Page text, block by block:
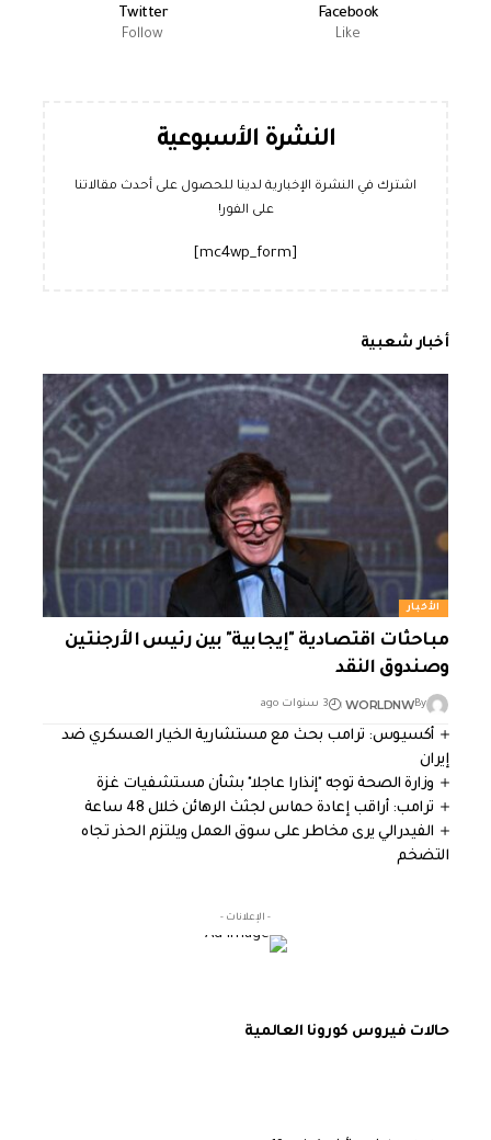
Facebook
Like
Twitter
Follow
النشرة الأسبوعية
اشترك في النشرة الإخبارية لدينا للحصول على أحدث مقالاتنا
على الفور!
أخبار شعبية
الأخبار
مباحثات اقتصادية "إيجابية" بين رئيس الأرجنتين
وصندوق النقد
By
WORLDNW 3 سنوات ago
أكسيوس: ترامب بحث مع مستشارية الخيار العسكري ضد
إيران
وزارة الصحة توجه "إنذارا عاجلا" بشأن مستشفيات غزة
ترامب: أراقب إعادة حماس لجثث الرهائن خلال 48 ساعة
الفيدرالي يرى مخاطر على سوق العمل ويلتزم الحذر تجاه
التضخم
- الإعلانات -
حالات فيروس كورونا العالمية